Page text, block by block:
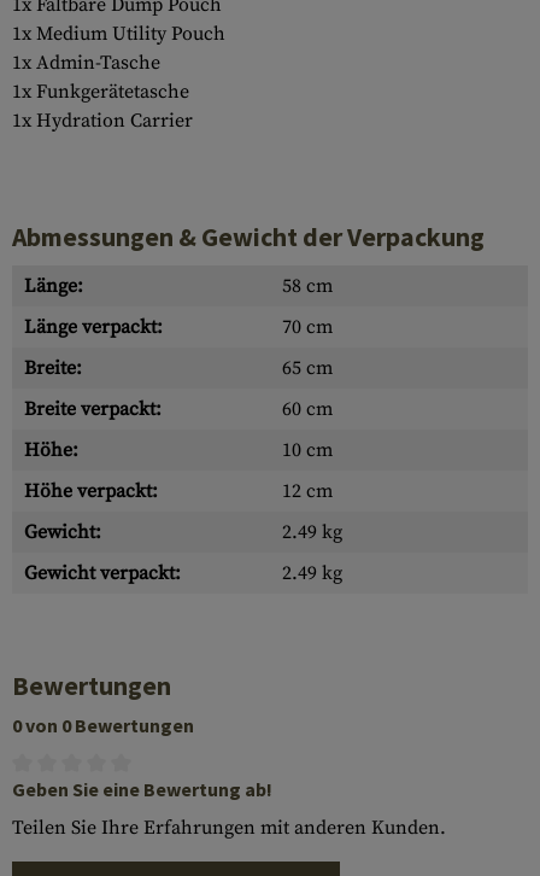
1x Faltbare Dump Pouch
1x Medium Utility Pouch
1x Admin-Tasche
1x Funkgerätetasche
1x Hydration Carrier
Abmessungen & Gewicht der Verpackung
Länge:
58 cm
Länge verpackt:
70 cm
Breite:
65 cm
Breite verpackt:
60 cm
Höhe:
10 cm
Höhe verpackt:
12 cm
Gewicht:
2.49 kg
Gewicht verpackt:
2.49 kg
Bewertungen
0 von 0 Bewertungen
Geben Sie eine Bewertung ab!
Teilen Sie Ihre Erfahrungen mit anderen Kunden.